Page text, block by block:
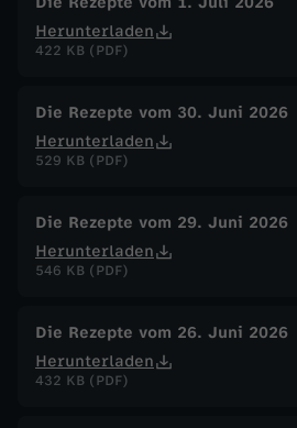
Herunterladen
422 KB (PDF)
Die Rezepte vom 30. Juni 2026
Herunterladen
529 KB (PDF)
Die Rezepte vom 29. Juni 2026
Herunterladen
546 KB (PDF)
Die Rezepte vom 26. Juni 2026
Herunterladen
432 KB (PDF)